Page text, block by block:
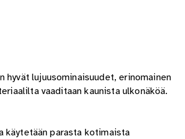
lujuusominaisuudet, erinomainen
vaaditaan kaunista ulkonäköä.
käytetään parasta kotimaista